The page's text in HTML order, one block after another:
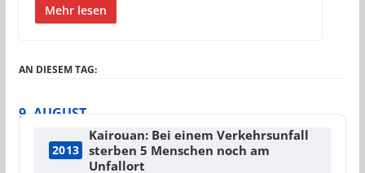
Mehr lesen
AN DIESEM TAG:
9. AUGUST
2013
Kairouan: Bei einem Verkehrsunfall
sterben 5 Menschen noch am
Unfallort